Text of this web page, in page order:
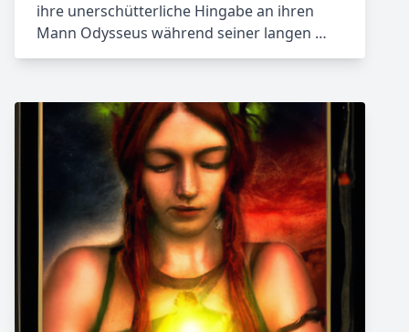
ihre unerschütterliche Hingabe an ihren
Mann Odysseus während seiner langen …